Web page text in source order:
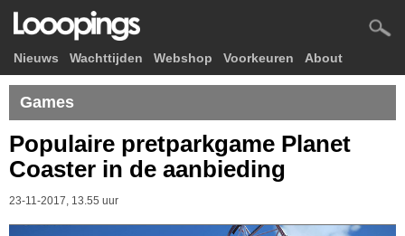
Nieuws Wachttijden Webshop Voorkeuren About
Games
Populaire pretparkgame Planet
Coaster in de aanbieding
23-11-2017, 13.55 uur